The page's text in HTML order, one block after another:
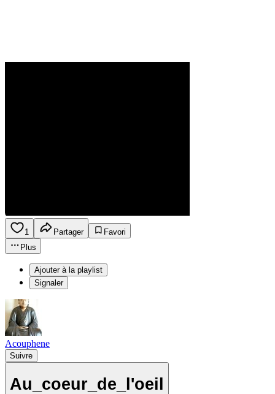
1 Partager
Favori
Plus
Ajouter à la playlist
Signaler
Acouphene
Suivre
Au_coeur_de_l'oeil